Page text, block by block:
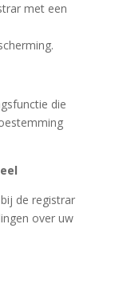
met een
die
de registrar
over uw